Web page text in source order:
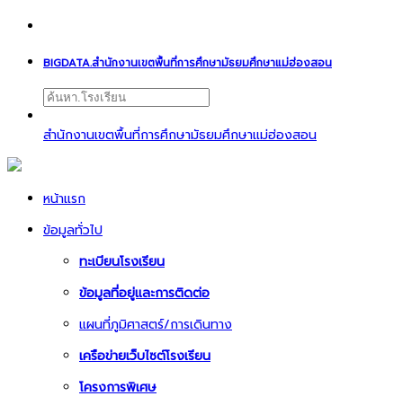
BIGDATA.สำนักงานเขตพื้นที่การศึกษามัธยมศึกษาแม่ฮ่องสอน
สำนักงานเขตพื้นที่การศึกษามัธยมศึกษาแม่ฮ่องสอน
หน้าแรก
ข้อมูลทั่วไป
ทะเบียนโรงเรียน
ข้อมูลที่อยู่และการติดต่อ
แผนที่ภูมิศาสตร์/การเดินทาง
เครือข่ายเว็บไซต์โรงเรียน
โครงการพิเศษ